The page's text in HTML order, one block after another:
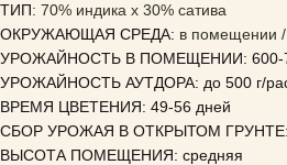
ТИП: 70% индика x 30% сатива
ОКРУЖАЮЩАЯ СРЕДА: в помещении /
УРОЖАЙНОСТЬ В ПОМЕЩЕНИИ: 600-
УРОЖАЙНОСТЬ АУТДОРА: до 500 г/
ВРЕМЯ ЦВЕТЕНИЯ: 49-56 дней
СБОР УРОЖАЯ В ОТКРЫТОМ ГРУНТЕ:
ВЫСОТА ПОМЕЩЕНИЯ: средняя